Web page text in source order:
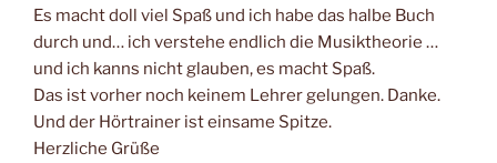
Es macht doll viel Spaß und ich habe das halbe Buch
durch und… ich verstehe endlich die Musiktheorie …
und ich kanns nicht glauben, es macht Spaß.
Das ist vorher noch keinem Lehrer gelungen. Danke.
Und der Hörtrainer ist einsame Spitze.
Herzliche Grüße